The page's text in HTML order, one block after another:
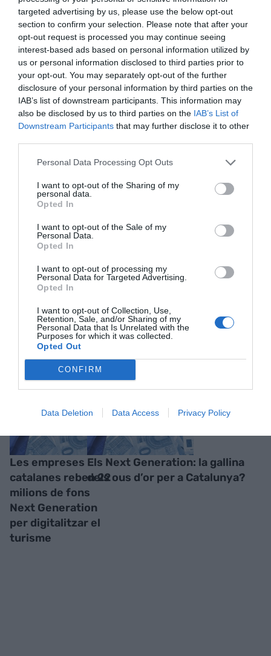
targeted advertising by us, please use the below opt-out
section to confirm your selection. Please note that after your
opt-out request is processed you may continue seeing
interest-based ads based on personal information utilized by
us or personal information disclosed to third parties prior to
your opt-out. You may separately opt-out of the further
disclosure of your personal information by third parties on the
IAB’s list of downstream participants. This information may
also be disclosed by us to third parties on the IAB’s List of
Downstream Participants that may further disclose it to other
Personal Data Processing Opt Outs
I want to opt-out of the Sharing of my
personal data.
Opted In
I want to opt-out of the Sale of my
Personal Data.
Opted In
I want to opt-out of processing my
Personal Data for Targeted Advertising.
Opted In
I want to opt-out of Collection, Use,
Retention, Sale, and/or Sharing of my
Personal Data that Is Unrelated with the
Purposes for which it was collected.
Opted Out
CONFIRM
Data Deletion Data Access Privacy Policy
d’altres.
Les empreses, sobretot pimes, han estat les
principals destinatàries, amb més del 52% dels
fons (4.106,7 milions). També han rebut ajuts
significatius les corporacions locals, amb un 16%
del total (1.286,2 milions) i els centres de recerca i
formació, que han captat 1.196,8 milions d’euros.
Google de forma gratuïta
Estigues informat amb les últimes notícies d'actualitat
ACTIVAR ARA
RELACIONADES
Les empreses
catalanes reben 22
milions de fons
Next Generation
per digitalitzar el
turisme
Els Next Generation: la gallina
dels ous d’or per a Catalunya?